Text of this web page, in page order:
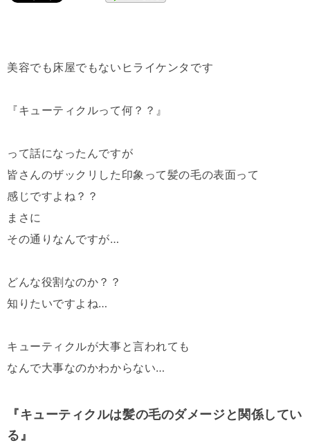
美容でも床屋でもないヒライケンタです
『キューティクルって何？？』
って話になったんですが
皆さんのザックリした印象って髪の毛の表面って
感じですよね？？
まさに
その通りなんですが…
どんな役割なのか？？
知りたいですよね…
キューティクルが大事と言われても
なんで大事なのかわからない…
『キューティクルは髪の毛のダメージと関係してい
る』